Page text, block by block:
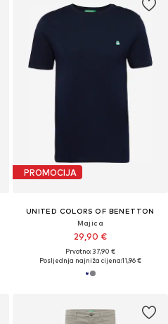
PROMOCIJA
UNITED COLORS OF BENETTON
Majica
29,90 €
Prvotno: 37,90 €
Posljednja najniža cijena:11,96 €